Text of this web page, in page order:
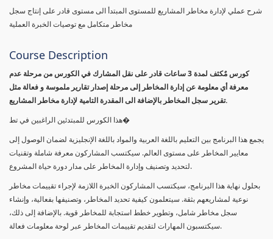
شرح عملي لإدارة مخاطر المشاريع للمستوى المبتدأ الى مستوى قادر على إنتاج سجل
مخاطر متكامل مع توصيات الخبرة العملية
Course Description
كورس مٌكثف لمدة 3 ساعات قادر على نقل المشارك في الكورس من مرحلة عدم
معرفة أي معلومة عن إدارة المخاطر إلى مرحلة إصدار تقارير ملموسة و فعالة مثل
تقرير سجل المخاطر بالإضافة الى المقدرة التامية لإدارة مخاطر المشاريع.
هذا الكورس للمبتدئين الراغبين في تط�
يجمع هذا البرنامج بين التعليم باللغة العربية والمواد باللغة الإنجليزية لضمان الوصول إلى
معايير المخاطر على مستوى العالم. سيكتسب المشاركون معرفة شاملة وتقنيات
لتحديد وتصنيف وإدارة المخاطر على مدار دورة حياة المشروع.
بحلول نهاية هذا البرنامج، سيكتسب المشاركون الخبرة اللازمة لإجراء تقييمات مخاطر
نوعية لمشاريعهم بثقة. سيتعلمون كيفية تحديد المخاطر، وتصنيفها بفعالية، وإنشاء
سجل مخاطر شامل، وتطوير خطط استجابة للمخاطر قوية. بالإضافة إلى ذلك،
سيكتسبون المهارات لتقديم تقييمات المخاطر عبر لوحة معلومات فعالة.